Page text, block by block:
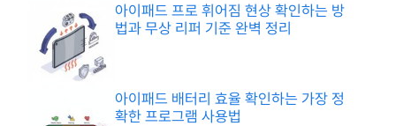
아이패드 프로 휘어짐 현상 확인하는 방
법과 무상 리퍼 기준 완벽 정리
아이패드 배터리 효율 확인하는 가장 정
확한 프로그램 사용법